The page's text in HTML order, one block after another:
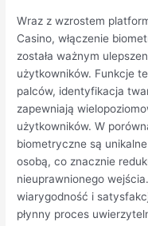
Wraz z wzrostem
Casino, włączenie
została ważnym
użytkowników. Funkcje
palców, identyfikacja
zapewniają
użytkowników. W
biometryczne są
osobą, co znacznie
nieuprawnionego
wiarygodność i
płynny proces